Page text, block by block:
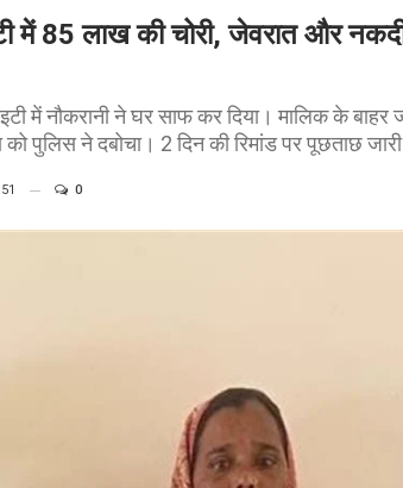
में 85 लाख की चोरी, जेवरात और
में नौकरानी ने घर साफ कर दिया। मालिक के
पुलिस ने दबोचा। 2 दिन की रिमांड पर पूछताछ
51 0